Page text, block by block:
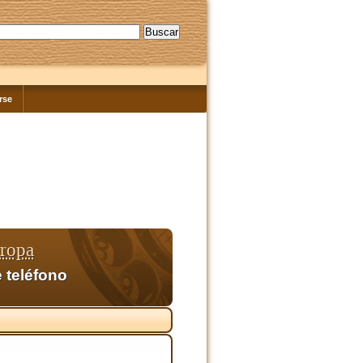
teléfono